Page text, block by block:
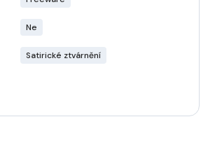
Ne
Satirické ztvárnění